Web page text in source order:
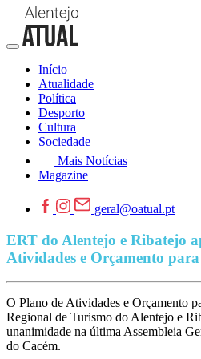
Início
Atualidade
Política
Desporto
Cultura
Sociedade
Mais Notícias
Magazine
geral@oatual.pt
ERT do Alentejo e Ribatejo
Atividades e Orçamento
O Plano de Atividades e Orçamento
Regional de Turismo do Alentejo e
unanimidade na última Assembleia
do Cacém.